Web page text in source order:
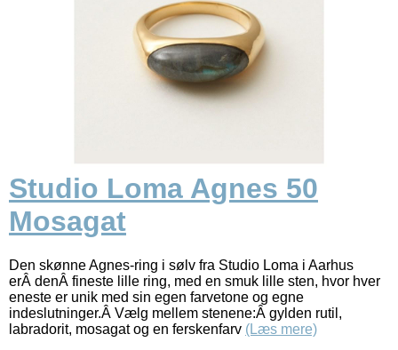
Studio Loma Agnes 50
Mosagat
Den skønne Agnes-ring i sølv fra Studio Loma i Aarhus
erÂ denÂ fineste lille ring, med en smuk lille sten, hvor hver
eneste er unik med sin egen farvetone og egne
indeslutninger.Â Vælg mellem stenene:Â gylden rutil,
labradorit, mosagat og en ferskenfarv (Læs mere)